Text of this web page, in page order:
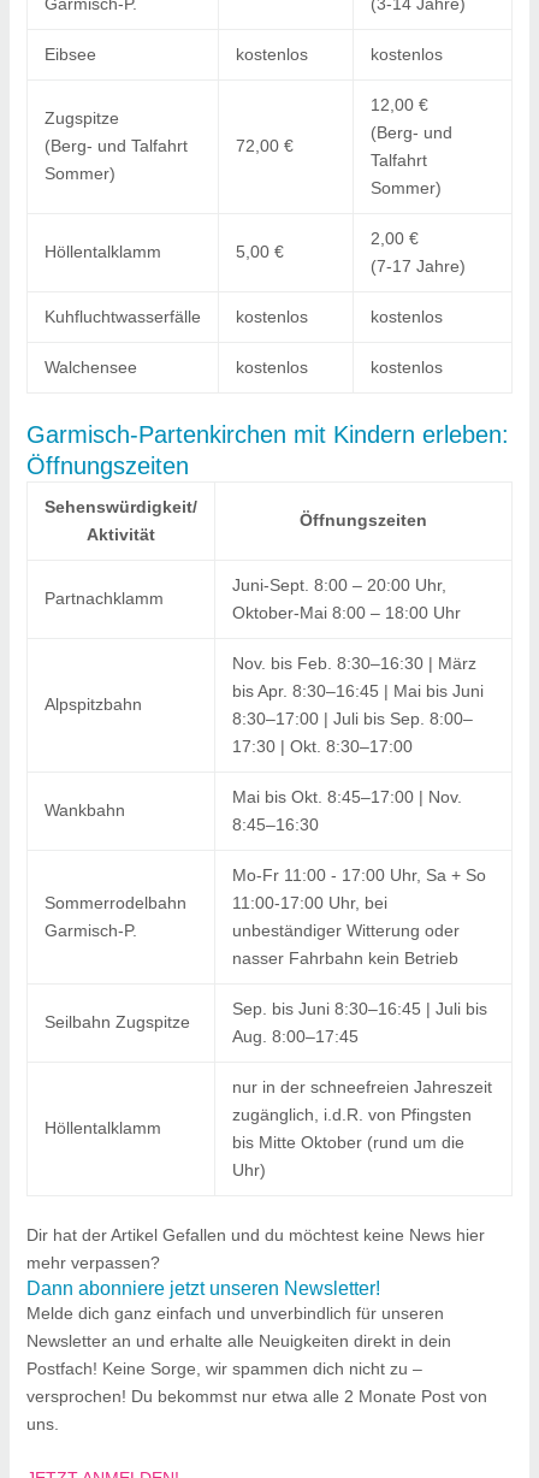
Eibsee kostenlos kostenlos
Zugspitze
(Berg- und Talfahrt
Sommer)
72,00 €
12,00 €
(Berg- und
Talfahrt
Sommer)
Höllentalklamm 5,00 €
2,00 €
(7-17 Jahre)
Kuhfluchtwasserfälle kostenlos kostenlos
Walchensee kostenlos kostenlos
Garmisch-Partenkirchen mit Kindern erleben:
Öffnungszeiten
Sehenswürdigkeit/
Aktivität
Öffnungszeiten
Partnachklamm
Juni-Sept. 8:00 – 20:00 Uhr,
Oktober-Mai 8:00 – 18:00 Uhr
Alpspitzbahn
Nov. bis Feb. 8:30–16:30 | März
bis Apr. 8:30–16:45 | Mai bis Juni
8:30–17:00 | Juli bis Sep. 8:00–
17:30 | Okt. 8:30–17:00
Wankbahn
Mai bis Okt. 8:45–17:00 | Nov.
8:45–16:30
Sommerrodelbahn
Garmisch-P.
Mo-Fr 11:00 - 17:00 Uhr, Sa + So
11:00-17:00 Uhr, bei
unbeständiger Witterung oder
nasser Fahrbahn kein Betrieb
Seilbahn Zugspitze
Sep. bis Juni 8:30–16:45 | Juli bis
Aug. 8:00–17:45
Höllentalklamm
nur in der schneefreien Jahreszeit
zugänglich, i.d.R. von Pfingsten
bis Mitte Oktober (rund um die
Uhr)
Dir hat der Artikel Gefallen und du möchtest keine News hier
mehr verpassen?
Dann abonniere jetzt unseren Newsletter!
Melde dich ganz einfach und unverbindlich für unseren
Newsletter an und erhalte alle Neuigkeiten direkt in dein
Postfach! Keine Sorge, wir spammen dich nicht zu –
versprochen! Du bekommst nur etwa alle 2 Monate Post von
uns.